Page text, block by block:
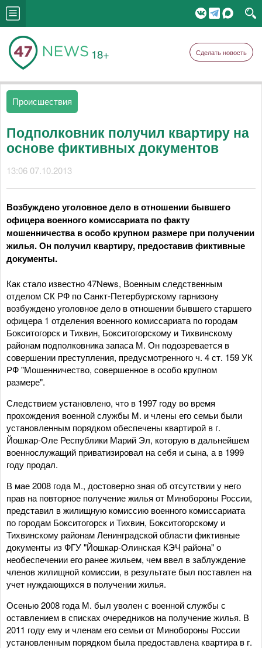
18+ Сделать новость
Происшествия
Подполковник получил квартиру на
основе фиктивных документов
13:06 07.10.2013
Возбуждено уголовное дело в отношении бывшего
офицера военного комиссариата по факту
мошенничества в особо крупном размере при получении
жилья. Он получил квартиру, предоставив фиктивные
документы.
Как стало известно 47News, Военным следственным
отделом СК РФ по Санкт-Петербургскому гарнизону
возбуждено уголовное дело в отношении бывшего старшего
офицера 1 отделения военного комиссариата по городам
Бокситогорск и Тихвин, Бокситогорскому и Тихвинскому
районам подполковника запаса М. Он подозревается в
совершении преступления, предусмотренного ч. 4 ст. 159 УК
РФ "Мошенничество, совершенное в особо крупном
размере".
Следствием установлено, что в 1997 году во время
прохождения военной службы М. и члены его семьи были
установленным порядком обеспечены квартирой в г.
Йошкар-Оле Республики Марий Эл, которую в дальнейшем
военнослужащий приватизировал на себя и сына, а в 1999
году продал.
В мае 2008 года М., достоверно зная об отсутствии у него
прав на повторное получение жилья от Минобороны России,
представил в жилищную комиссию военного комиссариата
по городам Бокситогорск и Тихвин, Бокситогорскому и
Тихвинскому районам Ленинградской области фиктивные
документы из ФГУ "Йошкар-Олинская КЭЧ района" о
необеспечении его ранее жильем, чем ввел в заблуждение
членов жилищной комиссии, в результате был поставлен на
учет нуждающихся в получении жилья.
Осенью 2008 года М. был уволен с военной службы с
оставлением в списках очередников на получение жилья. В
2011 году ему и членам его семьи от Минобороны России
установленным порядком была предоставлена квартира в г.